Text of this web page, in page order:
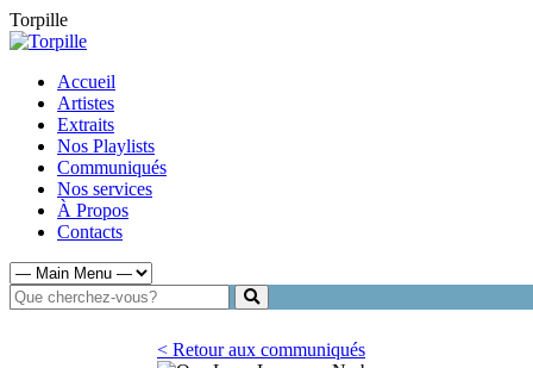
Torpille
Accueil
Artistes
Extraits
Nos Playlists
Communiqués
Nos services
À Propos
Contacts
< Retour aux communiqués